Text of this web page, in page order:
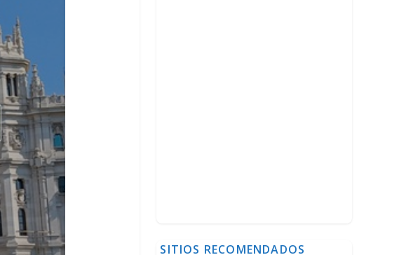
SITIOS RECOMENDADOS